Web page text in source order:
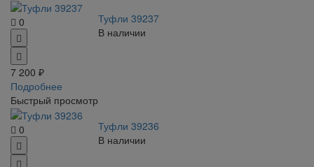
0
Туфли 39237
В наличии
7 200 ₽
Подробнее
Быстрый просмотр
0
Туфли 39236
В наличии